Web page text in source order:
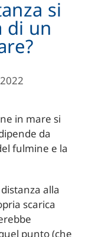
si
di un
in mare si
da
fulmine e la
alla
scarica
punto (che